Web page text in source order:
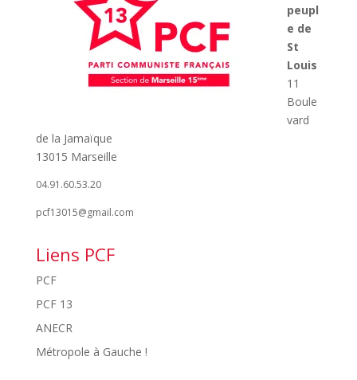
peupl
e de
St
Louis
11
Boule
vard
de la Jamaïque
13015 Marseille
04.91.60.53.20
pcf13015@gmail.com
Liens PCF
PCF
PCF 13
ANECR
Métropole à Gauche !